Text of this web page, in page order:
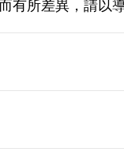
有所差異，請以